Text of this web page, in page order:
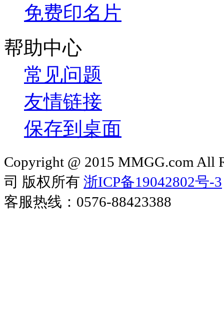
免费印名片
帮助中心
常见问题
友情链接
保存到桌面
Copyright @ 2015 MMGG.com All
司 版权所有 浙ICP备19042802号-3
客服热线：0576-88423388